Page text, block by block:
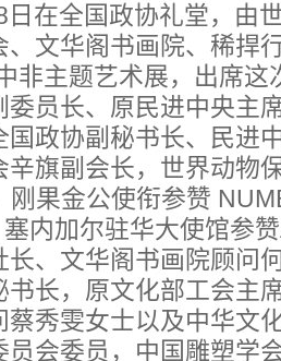
全国政协礼堂，由
文华阁书画院、稀捍
非主题艺术展，出席
委员长、原民进中央主
国政协副秘书长、民进
辛旗副会长，世界动物
刚果金公使衔参赞
内加尔驻华大使馆参
长、文华阁书画院顾问
书长，原文化部工会主
蔡秀雯女士以及中华文
员会委员，中国雕塑学